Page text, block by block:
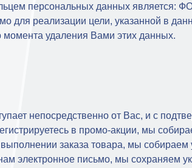
персональных данных
для реализации цели, указанной в
удаления Вами этих данных.
непосредственно от Вас, и с
в промо-акции, мы
заказа товара, мы
электронное письмо, мы сохраняем